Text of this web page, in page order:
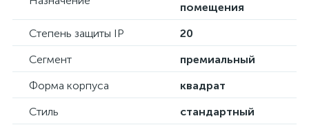
помещения
Степень защиты IP
20
Сегмент
премиальный
Форма корпуса
квадрат
Стиль
стандартный